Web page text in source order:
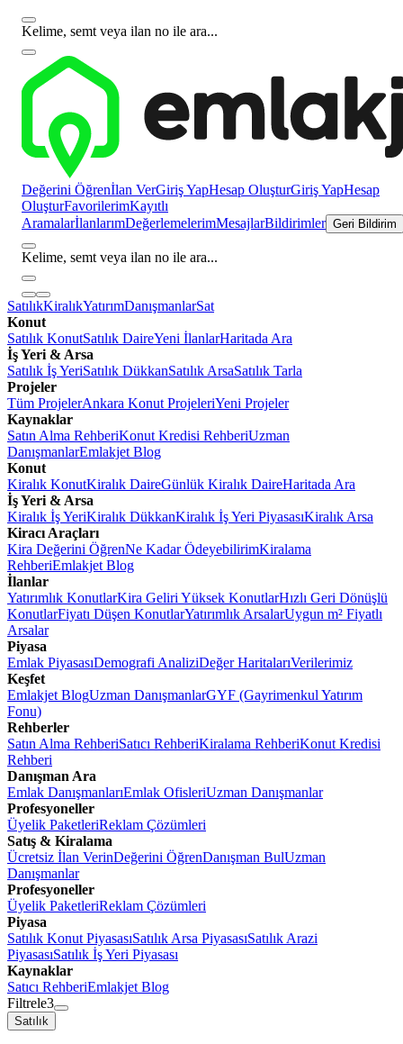
Kelime, semt veya ilan no ile ara...
Değerini Öğrenİlan VerGiriş YapHesap OluşturGiriş YapHesap
OluşturFavorilerimKayıtlı
AramalarİlanlarımDeğerlemelerimMesajlarBildirimler Geri Bildirim
Kelime, semt veya ilan no ile ara...
SatılıkKiralıkYatırımDanışmanlarSat
Konut
Satılık KonutSatılık DaireYeni İlanlarHaritada Ara
İş Yeri & Arsa
Satılık İş YeriSatılık DükkanSatılık ArsaSatılık Tarla
Projeler
Tüm ProjelerAnkara Konut ProjeleriYeni Projeler
Kaynaklar
Satın Alma RehberiKonut Kredisi RehberiUzman
DanışmanlarEmlakjet Blog
Konut
Kiralık KonutKiralık DaireGünlük Kiralık DaireHaritada Ara
İş Yeri & Arsa
Kiralık İş YeriKiralık DükkanKiralık İş Yeri PiyasasıKiralık Arsa
Kiracı Araçları
Kira Değerini ÖğrenNe Kadar ÖdeyebilirimKiralama
RehberiEmlakjet Blog
İlanlar
Yatırımlık KonutlarKira Geliri Yüksek KonutlarHızlı Geri Dönüşlü
KonutlarFiyatı Düşen KonutlarYatırımlık ArsalarUygun m² Fiyatlı
Arsalar
Piyasa
Emlak PiyasasıDemografi AnaliziDeğer HaritalarıVerilerimiz
Keşfet
Emlakjet BlogUzman DanışmanlarGYF (Gayrimenkul Yatırım
Fonu)
Rehberler
Satın Alma RehberiSatıcı RehberiKiralama RehberiKonut Kredisi
Rehberi
Danışman Ara
Emlak DanışmanlarıEmlak OfisleriUzman Danışmanlar
Profesyoneller
Üyelik PaketleriReklam Çözümleri
Satış & Kiralama
Ücretsiz İlan VerinDeğerini ÖğrenDanışman BulUzman
Danışmanlar
Profesyoneller
Üyelik PaketleriReklam Çözümleri
Piyasa
Satılık Konut PiyasasıSatılık Arsa PiyasasıSatılık Arazi
PiyasasıSatılık İş Yeri Piyasası
Kaynaklar
Satıcı RehberiEmlakjet Blog
Filtrele3
Satılık